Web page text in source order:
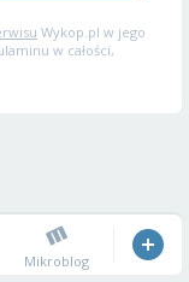
Wykop.pl w jego
w całości,
Mikroblog